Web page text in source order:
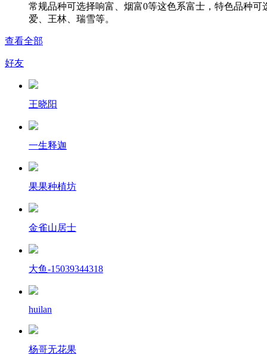
常规品种可选择响富、烟富0等这色系富士，特色品种可
爱、王林、瑞雪等。
查看全部
好友
王晓阳
一生释迦
果果种植坊
金雀山居士
大鱼-15039344318
huilan
杨哥无花果